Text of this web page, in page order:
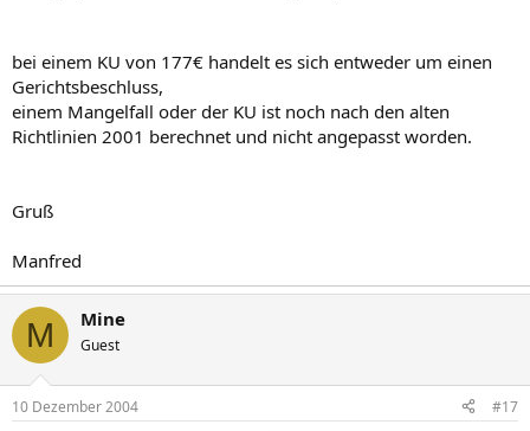
bei einem KU von 177€ handelt es sich entweder um einen
Gerichtsbeschluss,
einem Mangelfall oder der KU ist noch nach den alten
Richtlinien 2001 berechnet und nicht angepasst worden.
Gruß
Manfred
M Mine
Guest
10 Dezember 2004 #17